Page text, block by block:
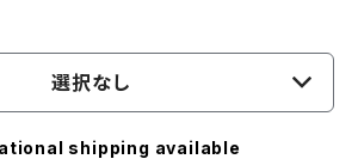
選択なし
shipping available